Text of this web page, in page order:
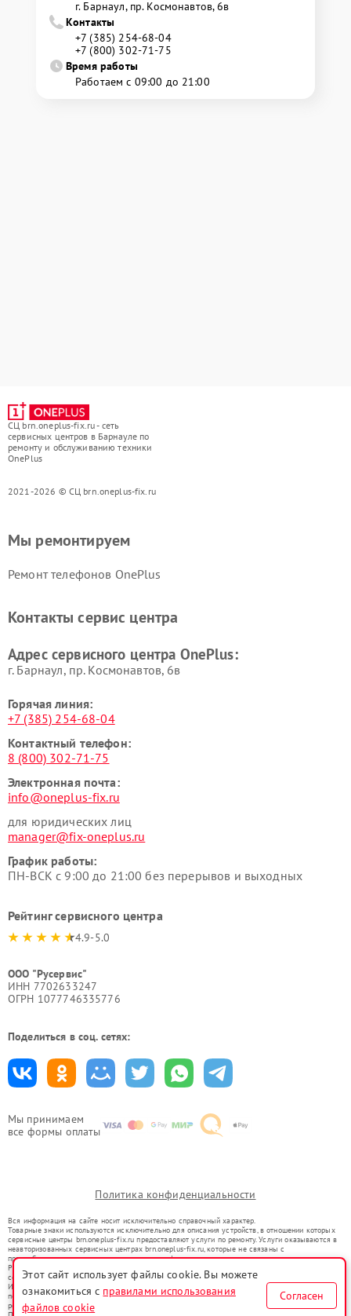
г. Барнаул, ​пр. Космонавтов, 6в
Контакты
+7 (385) 254-68-04
+7 (800) 302-71-75
Время работы
Работаем с 09:00 до 21:00
СЦ brn.oneplus-fix.ru - сеть
сервисных центров в Барнауле по
ремонту и обслуживанию техники
OnePlus
2021-2026 © СЦ brn.oneplus-fix.ru
Мы принимаем
все формы оплаты
Мы ремонтируем
Ремонт телефонов OnePlus
Контакты сервис центра
Адрес сервисного центра OnePlus:
г. Барнаул, ​пр. Космонавтов, 6в
Горячая линия:
+7 (385) 254-68-04
Контактный телефон:
8 (800) 302-71-75
Электронная почта:
info@oneplus-fix.ru
для юридических лиц
manager@fix-oneplus.ru
График работы:
ПН-ВСК с 9:00 до 21:00 без перерывов и выходных
Рейтинг сервисного центра
4.9-5.0
ООО "Русервис"
ИНН 7702633247
ОГРН 1077746335776
Поделиться в соц. сетях:
Политика конфиденциальности
Вся информация на сайте носит исключительно справочный характер.
Товарные знаки используются исключительно для описания устройств, в отношении которых
сервисные центры brn.oneplus-fix.ru предоставляют услуги по ремонту. Услуги оказываются в
неавторизованных сервисных центрах brn.oneplus-fix.ru, которые не связаны с
правообладателями товарных знаков или их официальными представителями.
Ремонт осуществляется для устройств, уже введенных в гражданский оборот в соответствии
со статьей 1487 ГК РФ.
Использование товарных знаков не преследует цели индивидуализации услуг или введения
потребителей в заблуждение, а служит для информирования о предоставляемых услугах по
ремонту техники указанных брендов.
Этот сайт использует файлы cookie. Вы можете
ознакомиться с правилами использования
файлов cookie
Согласен